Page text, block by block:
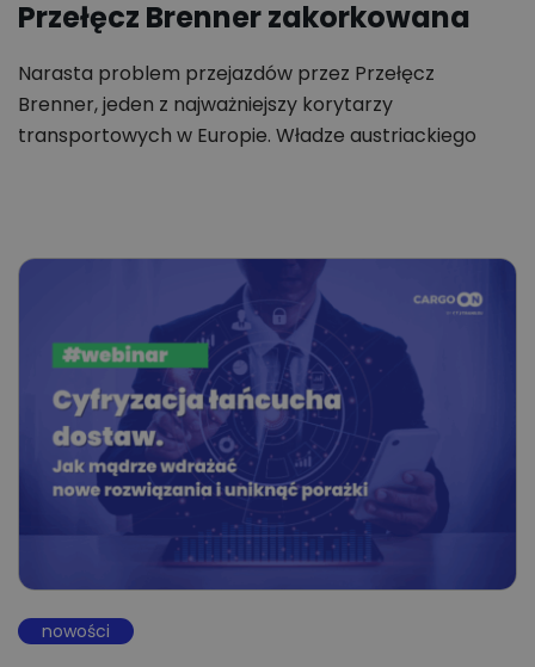
Przełęcz Brenner zakorkowana
Narasta problem przejazdów przez Przełęcz
Brenner, jeden z najważniejszy korytarzy
transportowych w Europie. Władze austriackiego
nowości